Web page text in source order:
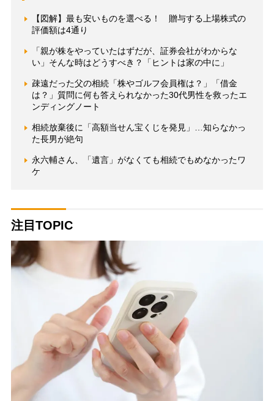
【図解】最も安いものを選べる！ 贈与する上場株式の
評価額は4通り
「親が株をやっていたはずだが、証券会社がわからな
い」そんな時はどうすべき？「ヒントは家の中に」
疎遠だった父の相続「株やゴルフ会員権は？」「借金
は？」質問に何も答えられなかった30代男性を救ったエ
ンディングノート
相続放棄後に「高額当せん宝くじを発見」…知らなかっ
た長男が絶句
永六輔さん、「遺言」がなくても相続でもめなかったワ
ケ
注目TOPIC